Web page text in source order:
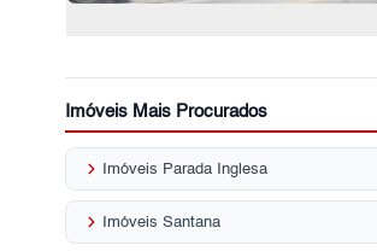
Imóveis Mais Procurados
keyboard_arrow_right Imóveis Parada Inglesa
keyboard_arrow_right Imóveis Santana